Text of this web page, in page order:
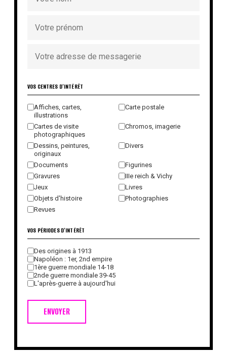
VOS CENTRES D'INTÉRÊT
Affiches, cartes,
illustrations
Carte postale
Cartes de visite
photographiques
Chromos, imagerie
Dessins, peintures,
originaux
Divers
Documents
Figurines
Gravures
IIIe reich & Vichy
Jeux
Livres
Objets d'histoire
Photographies
Revues
ENVOYER
VOS PÉRIODES D'INTÉRÊT
Des origines à 1913
Napoléon : 1er, 2nd empire
1ère guerre mondiale 14-18
2nde guerre mondiale 39-45
L'après-guerre à aujourd'hui